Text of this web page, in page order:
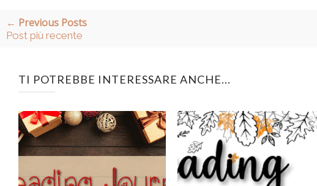
← Previous Posts
Post più recente
TI POTREBBE INTERESSARE ANCHE...